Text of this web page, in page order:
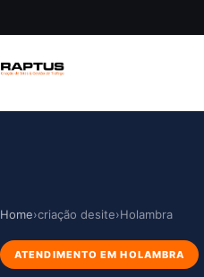
Home›criação desite›Holambra
ATENDIMENTO EM HOLAMBRA